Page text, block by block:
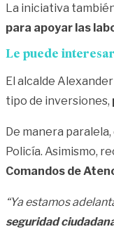
La iniciativa
para apoyar las
Le puede
El alcalde
tipo de inversiones,
De manera
Policía. Asimismo,
Comandos de
“Ya estamos
seguridad